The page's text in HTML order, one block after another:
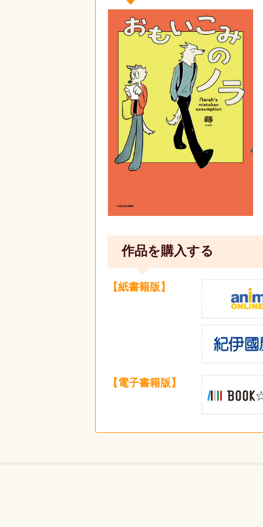
作品を購入する
【紙書籍版】
【電子書籍版】